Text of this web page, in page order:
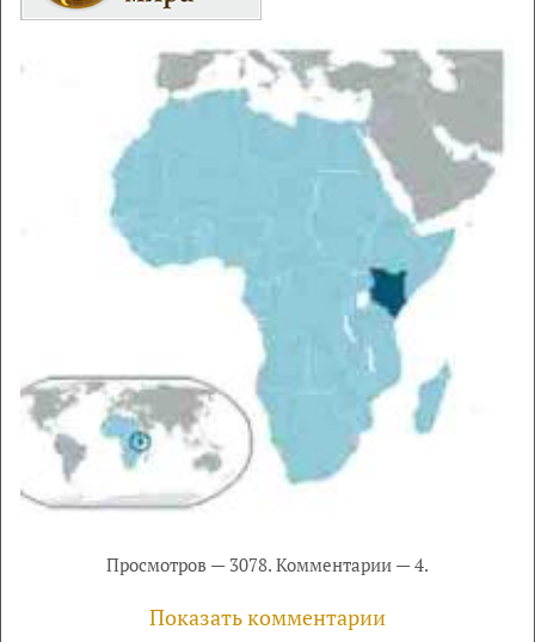
Просмотров — 3078. Комментарии — 4.
Показать комментарии